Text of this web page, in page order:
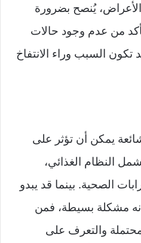
يُنصح بضرورة
من عدم وجود حالات
السبب وراء الانتفاخ
يمكن أن تؤثر على
النظام الغذائي،
الصحية. بينما قد يبدو
مشكلة بسيطة، فمن
والتعرف على